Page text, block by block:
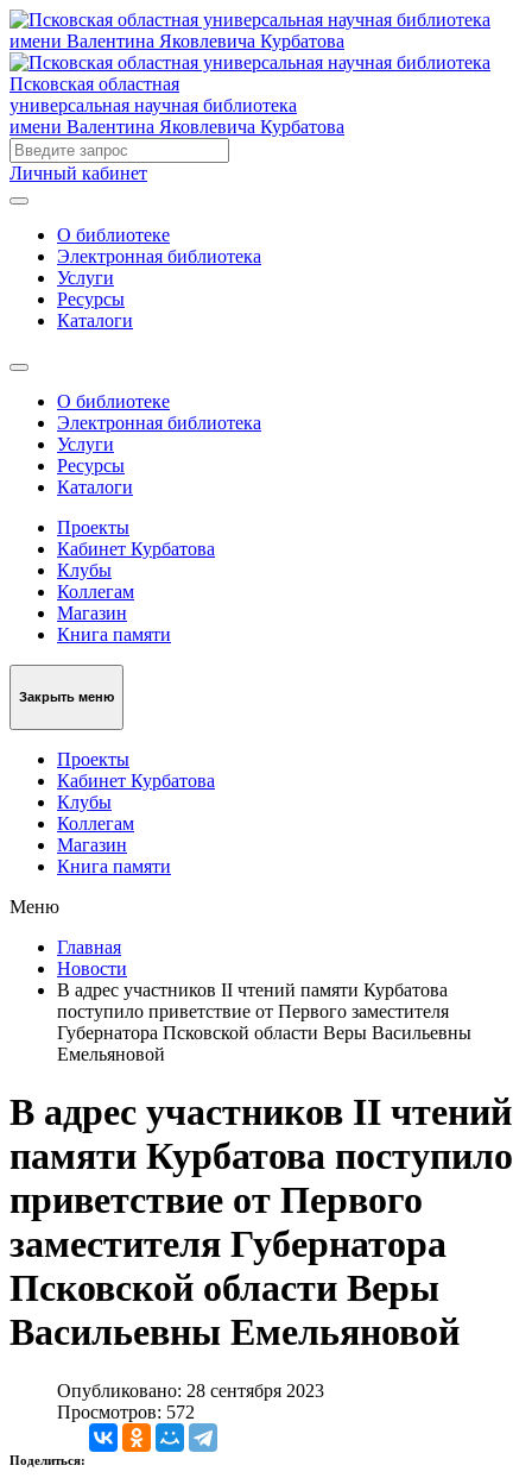
Псковская областная
универсальная научная библиотека
имени Валентина Яковлевича Курбатова
Личный кабинет
О библиотеке
Электронная библиотека
Услуги
Ресурсы
Каталоги
О библиотеке
Электронная библиотека
Услуги
Ресурсы
Каталоги
Проекты
Кабинет Курбатова
Клубы
Коллегам
Магазин
Книга памяти
Закрыть меню
Проекты
Кабинет Курбатова
Клубы
Коллегам
Магазин
Книга памяти
Меню
Главная
Новости
В адрес участников II чтений памяти Курбатова
поступило приветствие от Первого заместителя
Губернатора Псковской области Веры Васильевны
Емельяновой
В адрес участников II чтений
памяти Курбатова поступило
приветствие от Первого
заместителя Губернатора
Псковской области Веры
Васильевны Емельяновой
Опубликовано: 28 сентября 2023
Просмотров: 572
Поделиться: